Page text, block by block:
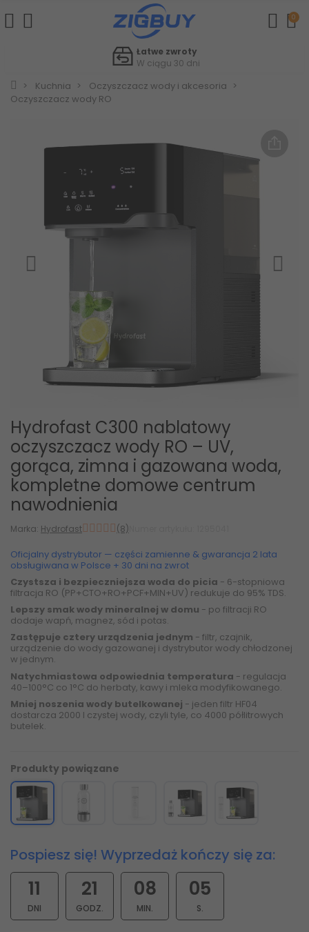
0
Łatwe zwroty
W ciągu 30 dni
Kuchnia
Oczyszczacz wody i akcesoria
Oczyszczacz wody RO
Hydrofast C300 nablatowy
oczyszczacz wody RO – UV,
gorąca, zimna i gazowana woda,
kompletne domowe centrum
nawodnienia
Marka: Hydrofast (8)
Oficjalny dystrybutor — części zamienne & gwarancja 2 lata
obsługiwana w Polsce + 30 dni na zwrot
Czystsza i bezpieczniejsza woda do picia - 6-stopniowa
filtracja RO (PP+CTO+RO+PCF+MIN+UV) redukuje do 95% TDS.
Lepszy smak wody mineralnej w domu - po filtracji RO
dodaje wapń, magnez, sód i potas.
Zastępuje cztery urządzenia jednym - filtr, czajnik,
urządzenie do wody gazowanej i dystrybutor wody chłodzonej
w jednym.
Natychmiastowa odpowiednia temperatura - regulacja
40–100°C co 1°C do herbaty, kawy i mleka modyfikowanego.
Mniej noszenia wody butelkowanej - jeden filtr HF04
dostarcza 2000 l czystej wody, czyli tyle, co 4000 półlitrowych
butelek.
Produkty powiązane
Pospiesz się! Wyprzedaż kończy się za:
11
DNI
21
GODZ.
08
MIN.
03
S.